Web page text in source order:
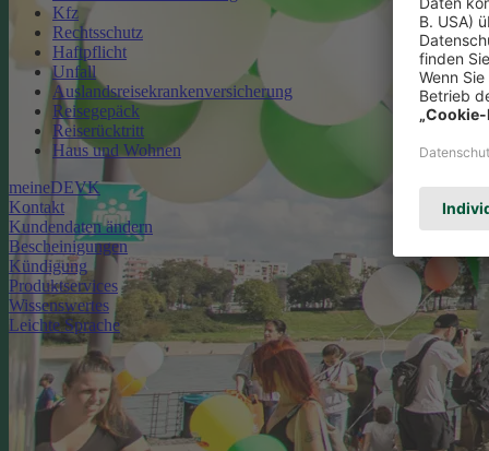
Kfz
Rechtsschutz
Haftpflicht
Unfall
Auslandsreisekrankenversicherung
Reisegepäck
Reiserücktritt
Haus und Wohnen
meineDEVK
Kontakt
Kundendaten ändern
Bescheinigungen
Kündigung
Produktservices
Wissenswertes
Leichte Sprache